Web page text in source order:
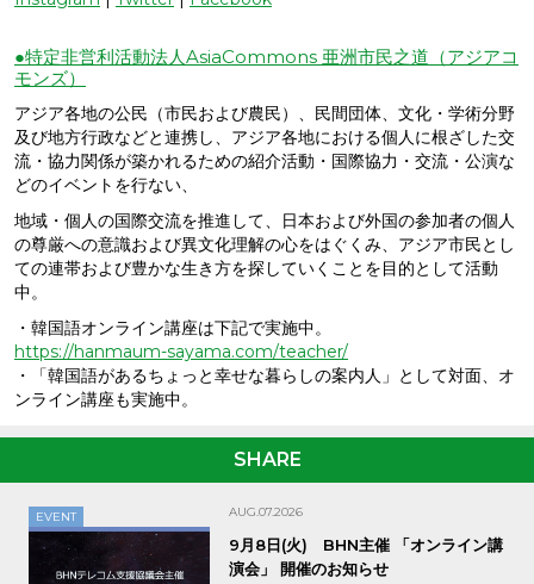
●特定非営利活動法人AsiaCommons 亜洲市民之道（アジアコ
モンズ）
アジア各地の公民（市民および農民）、民間団体、文化・学術分野
及び地方行政などと連携し、アジア各地における個人に根ざした交
流・協力関係が築かれるための紹介活動・国際協力・交流・公演な
どのイベントを行ない、
地域・個人の国際交流を推進して、日本および外国の参加者の個人
の尊厳への意識および異文化理解の心をはぐくみ、アジア市民とし
ての連帯および豊かな生き方を探していくことを目的として活動
中。
・韓国語オンライン講座は下記で実施中。
https://hanmaum-sayama.com/teacher/
・「韓国語があるちょっと幸せな暮らしの案内人」として対面、オ
ンライン講座も実施中。
SHARE
EVENT AUG.07.2026
9月8日(火) BHN主催 「オンライン講
演会」 開催のお知らせ